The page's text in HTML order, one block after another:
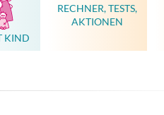
KIND
RECHNER, TESTS,
AKTIONEN